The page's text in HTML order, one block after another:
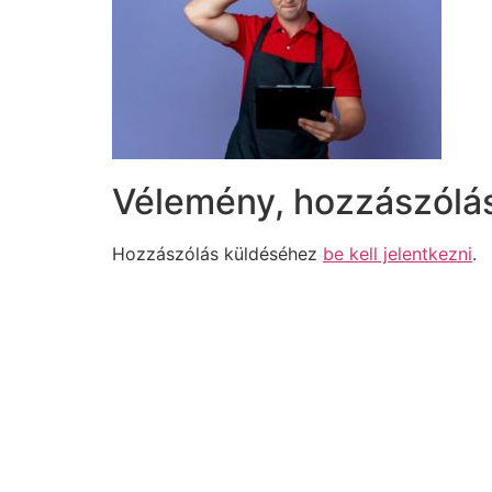
Vélemény,
Hozzászólás küldéséhez be kell jelentkezni.